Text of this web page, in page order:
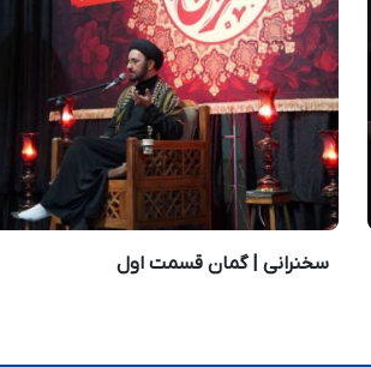
سخنرانی | گمان قسمت اول